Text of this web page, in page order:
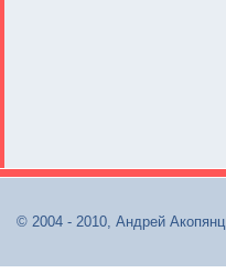
© 2004 - 2010, Андрей Акопянц